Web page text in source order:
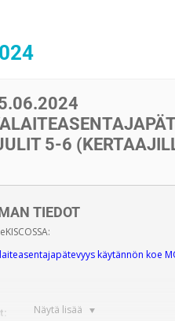
5-6
Näytä lisää
TIEDOT
käytännön koe